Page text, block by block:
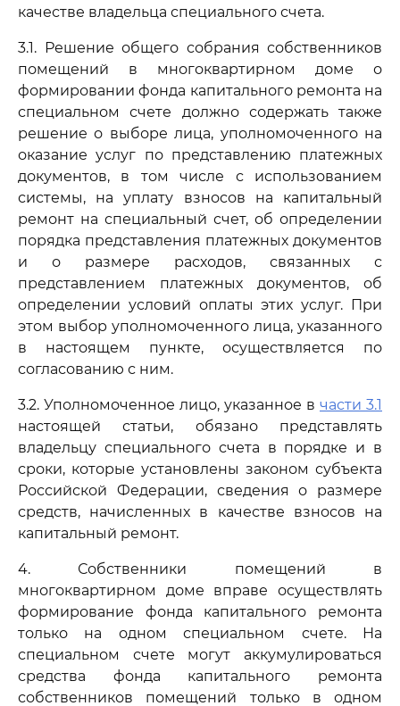
качестве владельца специального счета.
3.1. Решение общего собрания собственников
помещений в многоквартирном доме о
формировании фонда капитального ремонта на
специальном счете должно содержать также
решение о выборе лица, уполномоченного на
оказание услуг по представлению платежных
документов, в том числе с использованием
системы, на уплату взносов на капитальный
ремонт на специальный счет, об определении
порядка представления платежных документов
и о размере расходов, связанных с
представлением платежных документов, об
определении условий оплаты этих услуг. При
этом выбор уполномоченного лица, указанного
в настоящем пункте, осуществляется по
согласованию с ним.
3.2. Уполномоченное лицо, указанное в части 3.1
настоящей статьи, обязано представлять
владельцу специального счета в порядке и в
сроки, которые установлены законом субъекта
Российской Федерации, сведения о размере
средств, начисленных в качестве взносов на
капитальный ремонт.
4. Собственники помещений в
многоквартирном доме вправе осуществлять
формирование фонда капитального ремонта
только на одном специальном счете. На
специальном счете могут аккумулироваться
средства фонда капитального ремонта
собственников помещений только в одном